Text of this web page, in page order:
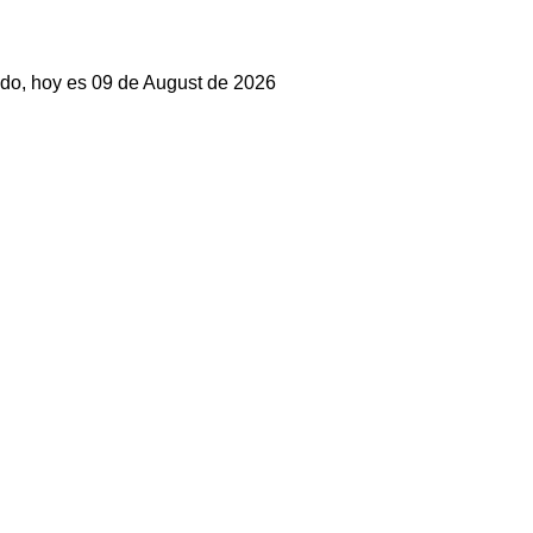
hoy es 09 de August de 2026